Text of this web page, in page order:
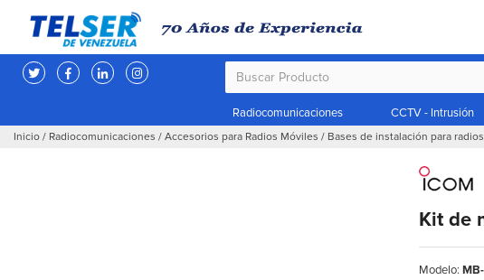
Radiocomunicaciones CCTV - Intrusión
Inicio / Radiocomunicaciones / Accesorios para Radios Móviles / Bases de instalación para
Kit de
Modelo: